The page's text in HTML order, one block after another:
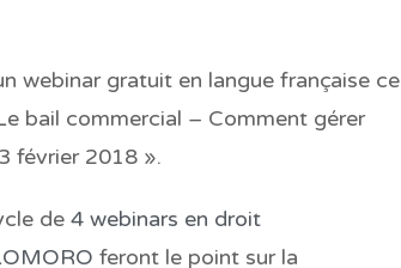
webinar gratuit en langue française ce
bail commercial – Comment gérer
février 2018 ».
de 4 webinars en droit
feront le point sur la